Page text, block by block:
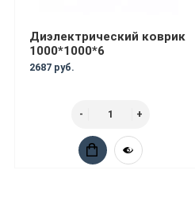
Диэлектрический коврик
1000*1000*6
2687 руб.